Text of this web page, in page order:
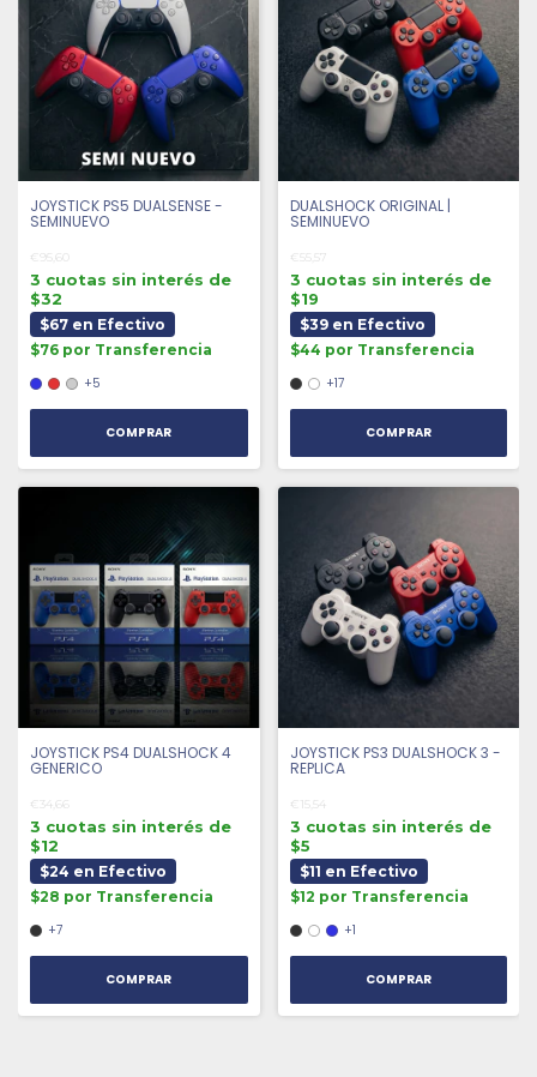
JOYSTICK PS5 DUALSENSE -
SEMINUEVO
€95,60
3 cuotas sin interés de
$32
$67 en Efectivo
$76 por Transferencia
+5
COMPRAR
DUALSHOCK ORIGINAL |
SEMINUEVO
€55,57
3 cuotas sin interés de
$19
$39 en Efectivo
$44 por Transferencia
+17
COMPRAR
JOYSTICK PS4 DUALSHOCK 4
GENERICO
€34,66
3 cuotas sin interés de
$12
$24 en Efectivo
$28 por Transferencia
+7
COMPRAR
JOYSTICK PS3 DUALSHOCK 3 -
REPLICA
€15,54
3 cuotas sin interés de
$5
$11 en Efectivo
$12 por Transferencia
+1
COMPRAR